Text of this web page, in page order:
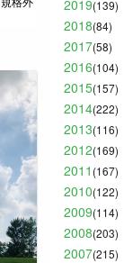
2019(139)
2018(84)
2017(58)
2016(104)
2015(157)
2014(222)
2013(116)
2012(169)
2011 (167)
2010(122)
2009(114)
2008(203)
2007(215)